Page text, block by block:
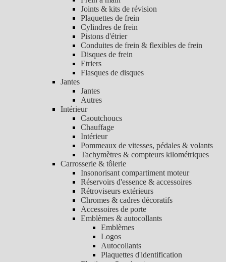
Joints & kits de révision
Plaquettes de frein
Cylindres de frein
Pistons d'étrier
Conduites de frein & flexibles de frein
Disques de frein
Etriers
Flasques de disques
Jantes
Jantes
Autres
Intérieur
Caoutchoucs
Chauffage
Intérieur
Pommeaux de vitesses, pédales & volants
Tachymètres & compteurs kilométriques
Carrosserie & tôlerie
Insonorisant compartiment moteur
Réservoirs d'essence & accessoires
Rétroviseurs extérieurs
Chromes & cadres décoratifs
Accessoires de porte
Emblèmes & autocollants
Emblèmes
Logos
Autocollants
Plaquettes d'identification